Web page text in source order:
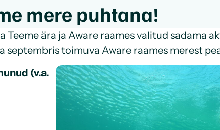
mere puhtana!
ära ja Aware raames valitud sadama
septembris toimuva Aware raames merest
(v.a.